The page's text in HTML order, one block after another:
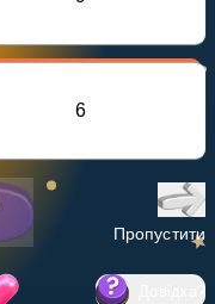
6
Пропустити
?